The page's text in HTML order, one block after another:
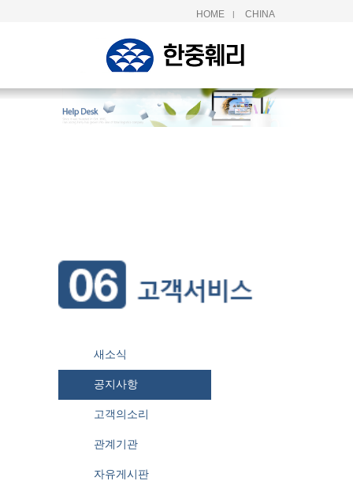
HOME | CHINA
새소식
공지사항
고객의소리
관계기관
자유게시판